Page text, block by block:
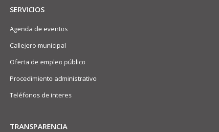
SERVICIOS
Agenda de eventos
Callejero municipal
Oferta de empleo público
Procedimiento administrativo
Teléfonos de interes
TRANSPARENCIA